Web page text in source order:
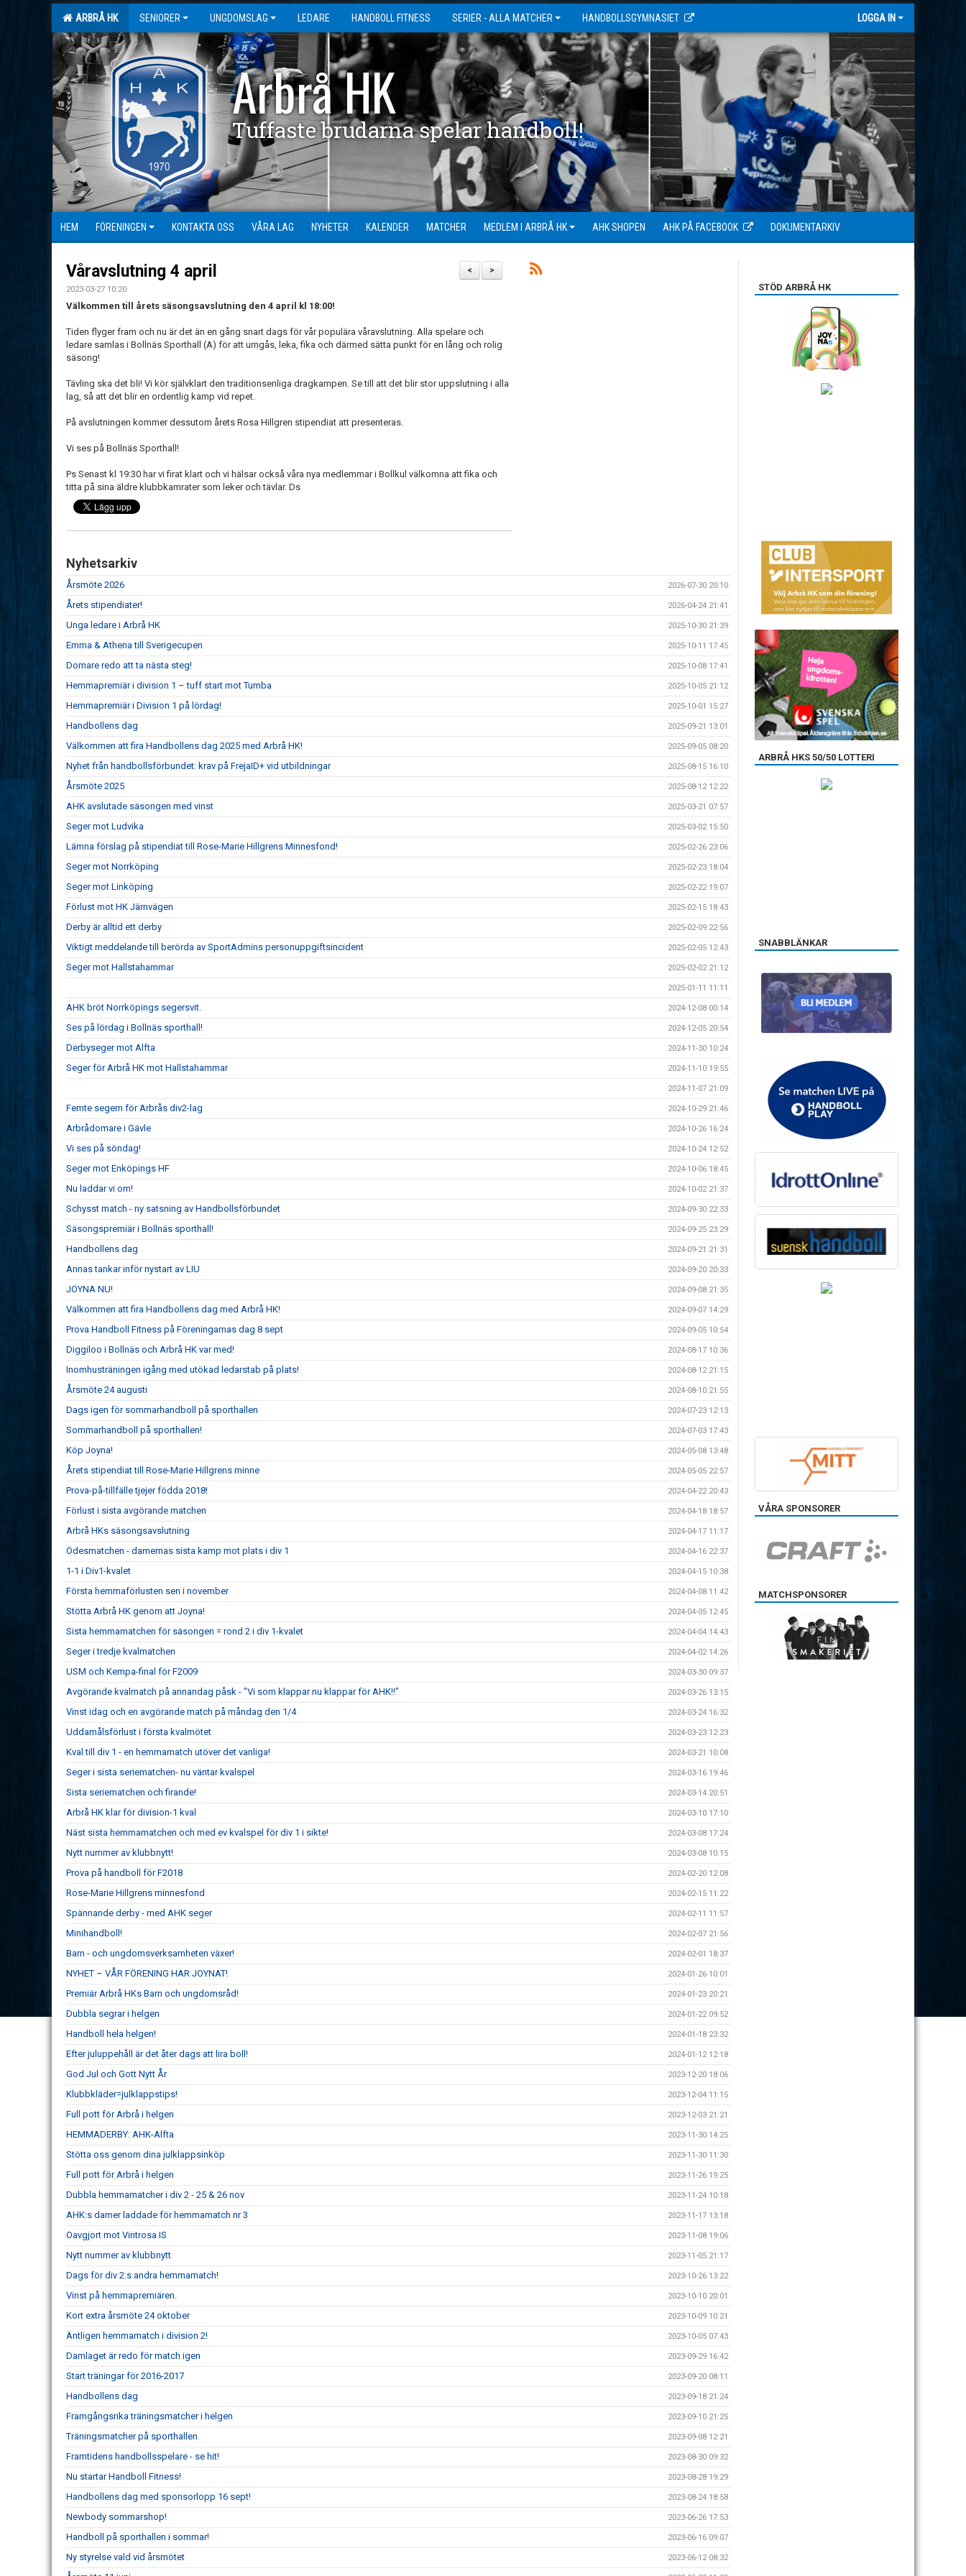
ARBRÅ HK SENIORER UNGDOMSLAG LEDARE HANDBOLL FITNESS SERIER - ALLA MATCHER HANDBOLLSGYMNASIET LOGGA IN
Arbrå HK
Tuffaste brudarna spelar handboll!
HEM FÖRENINGEN KONTAKTA OSS VÅRA LAG NYHETER KALENDER MATCHER MEDLEM I ARBRÅ HK AHK SHOPEN AHK PÅ FACEBOOK DOKUMENTARKIV
>
<
Våravslutning 4 april
2023-03-27 10:20
Välkommen till årets säsongsavslutning den 4 april kl 18:00!
Tiden flyger fram och nu är det än en gång snart dags för vår populära våravslutning. Alla spelare och
ledare samlas i Bollnäs Sporthall (A) för att umgås, leka, fika och därmed sätta punkt för en lång och rolig
säsong!
Tävling ska det bli! Vi kör självklart den traditionsenliga dragkampen. Se till att det blir stor uppslutning i alla
lag, så att det blir en ordentlig kamp vid repet.
På avslutningen kommer dessutom årets Rosa Hillgren stipendiat att presenteras.
Vi ses på Bollnäs Sporthall!
Ps Senast kl 19:30 har vi firat klart och vi hälsar också våra nya medlemmar i Bollkul välkomna att fika och
titta på sina äldre klubbkamrater som leker och tävlar. Ds
Nyhetsarkiv
Årsmöte 2026 2026-07-30 20:10
Årets stipendiater! 2026-04-24 21:41
Unga ledare i Arbrå HK 2025-10-30 21:39
Emma & Athena till Sverigecupen 2025-10-11 17:45
Domare redo att ta nästa steg! 2025-10-08 17:41
Hemmapremiär i division 1 – tuff start mot Tumba 2025-10-05 21:12
Hemmapremiär i Division 1 på lördag! 2025-10-01 15:27
Handbollens dag 2025-09-21 13:01
Välkommen att fira Handbollens dag 2025 med Arbrå HK! 2025-09-05 08:20
Nyhet från handbollsförbundet: krav på FrejaID+ vid utbildningar 2025-08-15 16:10
Årsmöte 2025 2025-08-12 12:22
AHK avslutade säsongen med vinst 2025-03-21 07:57
Seger mot Ludvika 2025-03-02 15:50
Lämna förslag på stipendiat till Rose-Marie Hillgrens Minnesfond! 2025-02-26 23:06
Seger mot Norrköping 2025-02-23 18:04
Seger mot Linköping 2025-02-22 19:07
Förlust mot HK Järnvägen 2025-02-15 18:43
Derby är alltid ett derby 2025-02-09 22:56
Viktigt meddelande till berörda av SportAdmins personuppgiftsincident 2025-02-05 12:43
Seger mot Hallstahammar 2025-02-02 21:12
2025-01-11 11:11
AHK bröt Norrköpings segersvit. 2024-12-08 00:14
Ses på lördag i Bollnäs sporthall! 2024-12-05 20:54
Derbyseger mot Alfta 2024-11-30 10:24
Seger för Arbrå HK mot Hallstahammar 2024-11-10 19:55
2024-11-07 21:09
Femte segern för Arbrås div2-lag 2024-10-29 21:46
Arbrådomare i Gävle 2024-10-26 16:24
Vi ses på söndag! 2024-10-24 12:52
Seger mot Enköpings HF 2024-10-06 18:45
Nu laddar vi om! 2024-10-02 21:37
Schysst match - ny satsning av Handbollsförbundet 2024-09-30 22:33
Säsongspremiär i Bollnäs sporthall! 2024-09-25 23:29
Handbollens dag 2024-09-21 21:31
Annas tankar inför nystart av LIU 2024-09-20 20:33
JOYNA NU! 2024-09-08 21:35
Välkommen att fira Handbollens dag med Arbrå HK! 2024-09-07 14:29
Prova Handboll Fitness på Föreningarnas dag 8 sept 2024-09-05 10:54
Diggiloo i Bollnäs och Arbrå HK var med! 2024-08-17 10:36
Inomhusträningen igång med utökad ledarstab på plats! 2024-08-12 21:15
Årsmöte 24 augusti 2024-08-10 21:55
Dags igen för sommarhandboll på sporthallen 2024-07-23 12:13
Sommarhandboll på sporthallen! 2024-07-03 17:43
Köp Joyna! 2024-05-08 13:48
Årets stipendiat till Rose-Marie Hillgrens minne 2024-05-05 22:57
Prova-på-tillfälle tjejer födda 2018! 2024-04-22 20:43
Förlust i sista avgörande matchen 2024-04-18 18:57
Arbrå HKs säsongsavslutning 2024-04-17 11:17
Ödesmatchen - damernas sista kamp mot plats i div 1 2024-04-16 22:37
1-1 i Div1-kvalet 2024-04-15 10:38
Första hemmaförlusten sen i november 2024-04-08 11:42
Stötta Arbrå HK genom att Joyna! 2024-04-05 12:45
Sista hemmamatchen för säsongen = rond 2 i div 1-kvalet 2024-04-04 14:43
Seger i tredje kvalmatchen 2024-04-02 14:26
USM och Kempa-final för F2009 2024-03-30 09:37
Avgörande kvalmatch på annandag påsk - "Vi som klappar nu klappar för AHK!!" 2024-03-26 13:15
Vinst idag och en avgörande match på måndag den 1/4 2024-03-24 16:32
Uddamålsförlust i första kvalmötet 2024-03-23 12:23
Kval till div 1 - en hemmamatch utöver det vanliga! 2024-03-21 10:08
Seger i sista seriematchen- nu väntar kvalspel 2024-03-16 19:46
Sista seriematchen och firande! 2024-03-14 20:51
Arbrå HK klar för division-1 kval 2024-03-10 17:10
Näst sista hemmamatchen och med ev kvalspel för div 1 i sikte! 2024-03-08 17:24
Nytt nummer av klubbnytt! 2024-03-08 10:15
Prova på handboll för F2018 2024-02-20 12:08
Rose-Marie Hillgrens minnesfond 2024-02-15 11:22
Spännande derby - med AHK seger 2024-02-11 11:57
Minihandboll! 2024-02-07 21:56
Barn - och ungdomsverksamheten växer! 2024-02-01 18:37
NYHET – VÅR FÖRENING HAR JOYNAT! 2024-01-26 10:01
Premiär Arbrå HKs Barn och ungdomsråd! 2024-01-23 20:21
Dubbla segrar i helgen 2024-01-22 09:52
Handboll hela helgen! 2024-01-18 23:32
Efter juluppehåll är det åter dags att lira boll! 2024-01-12 12:18
God Jul och Gott Nytt År 2023-12-20 18:06
Klubbkläder=julklappstips! 2023-12-04 11:15
Full pott för Arbrå i helgen 2023-12-03 21:21
HEMMADERBY: AHK-Alfta 2023-11-30 14:25
Stötta oss genom dina julklappsinköp 2023-11-30 11:30
Full pott för Arbrå i helgen 2023-11-26 19:25
Dubbla hemmamatcher i div 2 - 25 & 26 nov 2023-11-24 10:18
AHK:s damer laddade för hemmamatch nr 3 2023-11-17 13:18
Oavgjort mot Vintrosa IS 2023-11-08 19:06
Nytt nummer av klubbnytt 2023-11-05 21:17
Dags för div 2:s andra hemmamatch! 2023-10-26 13:22
Vinst på hemmapremiären. 2023-10-10 20:01
Kort extra årsmöte 24 oktober 2023-10-09 10:21
Äntligen hemmamatch i division 2! 2023-10-05 07:43
Damlaget är redo för match igen 2023-09-29 16:42
Start träningar för 2016-2017 2023-09-20 08:11
Handbollens dag 2023-09-18 21:24
Framgångsrika träningsmatcher i helgen 2023-09-10 21:25
Träningsmatcher på sporthallen 2023-09-08 12:21
Framtidens handbollsspelare - se hit! 2023-08-30 09:32
Nu startar Handboll Fitness! 2023-08-28 19:29
Handbollens dag med sponsorlopp 16 sept! 2023-08-24 18:58
Newbody sommarshop! 2023-06-26 17:53
Handboll på sporthallen i sommar! 2023-06-16 09:07
Ny styrelse vald vid årsmötet 2023-06-12 08:32
STÖD ARBRÅ HK
ARBRÅ HKS 50/50 LOTTERI
SNABBLÄNKAR
VÅRA SPONSORER
MATCHSPONSORER